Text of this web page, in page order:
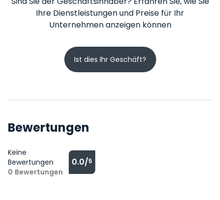
Ihre Dienstleistungen und Preise für Ihr
Unternehmen anzeigen können
Ist dies Ihr Geschäft?
Bewertungen
Keine
Bewertungen
0 Bewertungen
0.0/5